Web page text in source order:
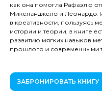
как она помогла Рафаэлю
Микеланджело и Леонардо.
в креативности, пользуясь
истории и теории, в книге
развитию мягких навыков
прошлого и современными
ЗАБРОНИРОВАТЬ КНИГУ